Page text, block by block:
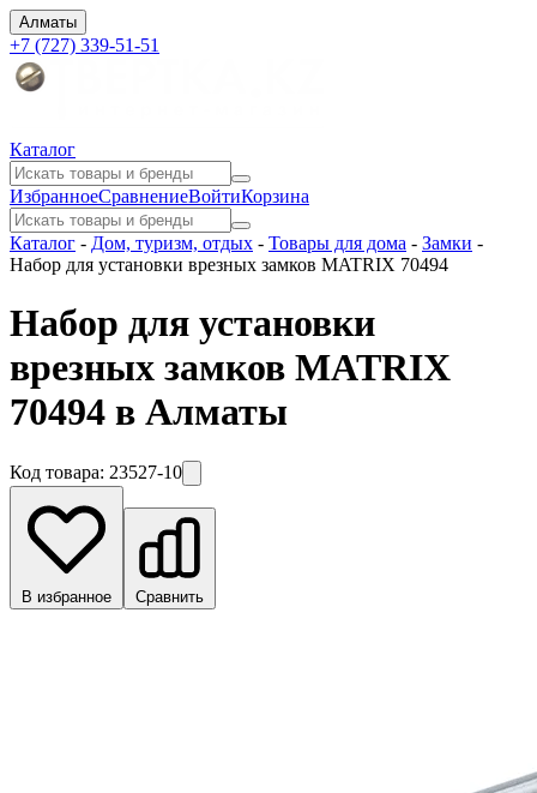
Алматы
+7 (727) 339-51-51
Каталог
ИзбранноеСравнениеВойтиКорзина
Каталог - Дом, туризм, отдых - Товары для дома - Замки -
Набор для установки врезных замков MATRIX 70494
Набор для установки
врезных замков MATRIX
70494 в Алматы
Код товара: 23527-10
В избранное Сравнить